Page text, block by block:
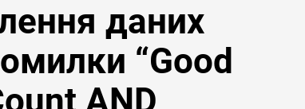
даних
“Good